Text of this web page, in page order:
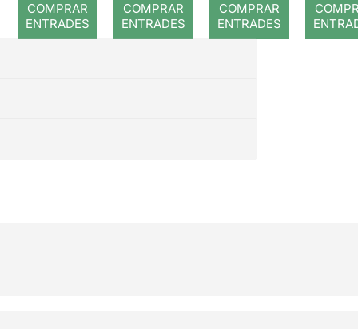
COMPRAR
ENTRADES
COMPRAR
ENTRADES
COMPRAR
ENTRADES